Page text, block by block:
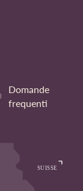
Domande
frequenti